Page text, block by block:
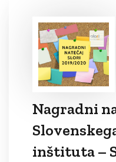
Nagradni
inštituta –